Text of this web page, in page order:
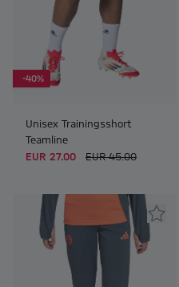
-40%
Unisex Trainingsshort
Teamline
EUR 27.00
EUR 45.00